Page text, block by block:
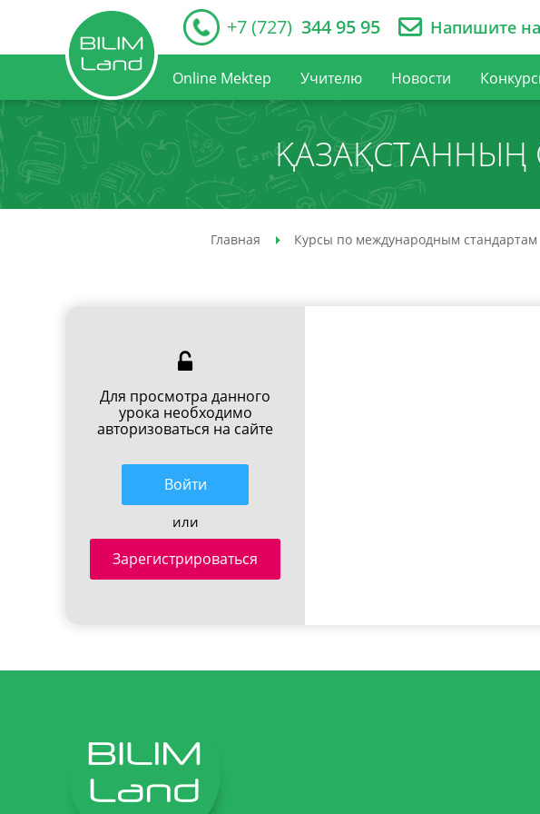
+7 (727) 344 95 95 Напишите
Online Mektep Учителю Новости
Главная Курсы по международным стандартам
Для просмотра данного
урока необходимо
авторизоваться на сайте
Войти
или
Зарегистрироваться